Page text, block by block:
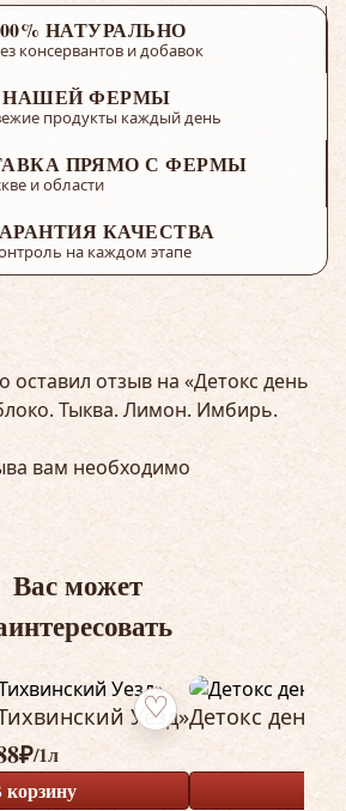
НАТУРАЛЬНО
консервантов и добавок
НАШЕЙ ФЕРМЫ
продукты каждый день
ПРЯМО С ФЕРМЫ
и области
КАЧЕСТВА
на каждом этапе
оставил отзыв на «Детокс день
Тыква. Лимон. Имбирь.
вам необходимо
Вас может
Добавить в избранное
Уезд»
₽/1л
Детокс день